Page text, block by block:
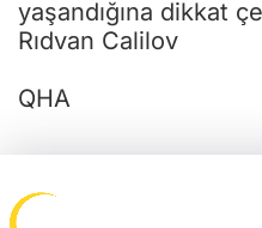
yaşandığına dikkat
Rıdvan Calilov
QHA